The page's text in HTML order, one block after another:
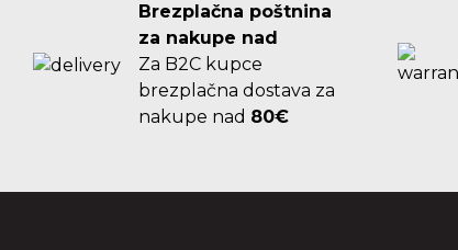
Brezplačna poštnina
za nakupe nad
Za B2C kupce
brezplačna dostava za
nakupe nad 80€